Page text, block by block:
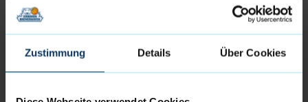
Zustimmung Details Über Cookies
in die aktuelle Saison gestartet. Drei Siegen stehen
vier Niederlagen gegenüber, obwohl viele alte
Bekannte bei den LIONS auflaufen. Guard O’Showen
Williams überzeugt mit 13.3 Punkten und 4.2 Assists
pro Spiel. Der zweitbeste Scorer ist der Bundesliga-